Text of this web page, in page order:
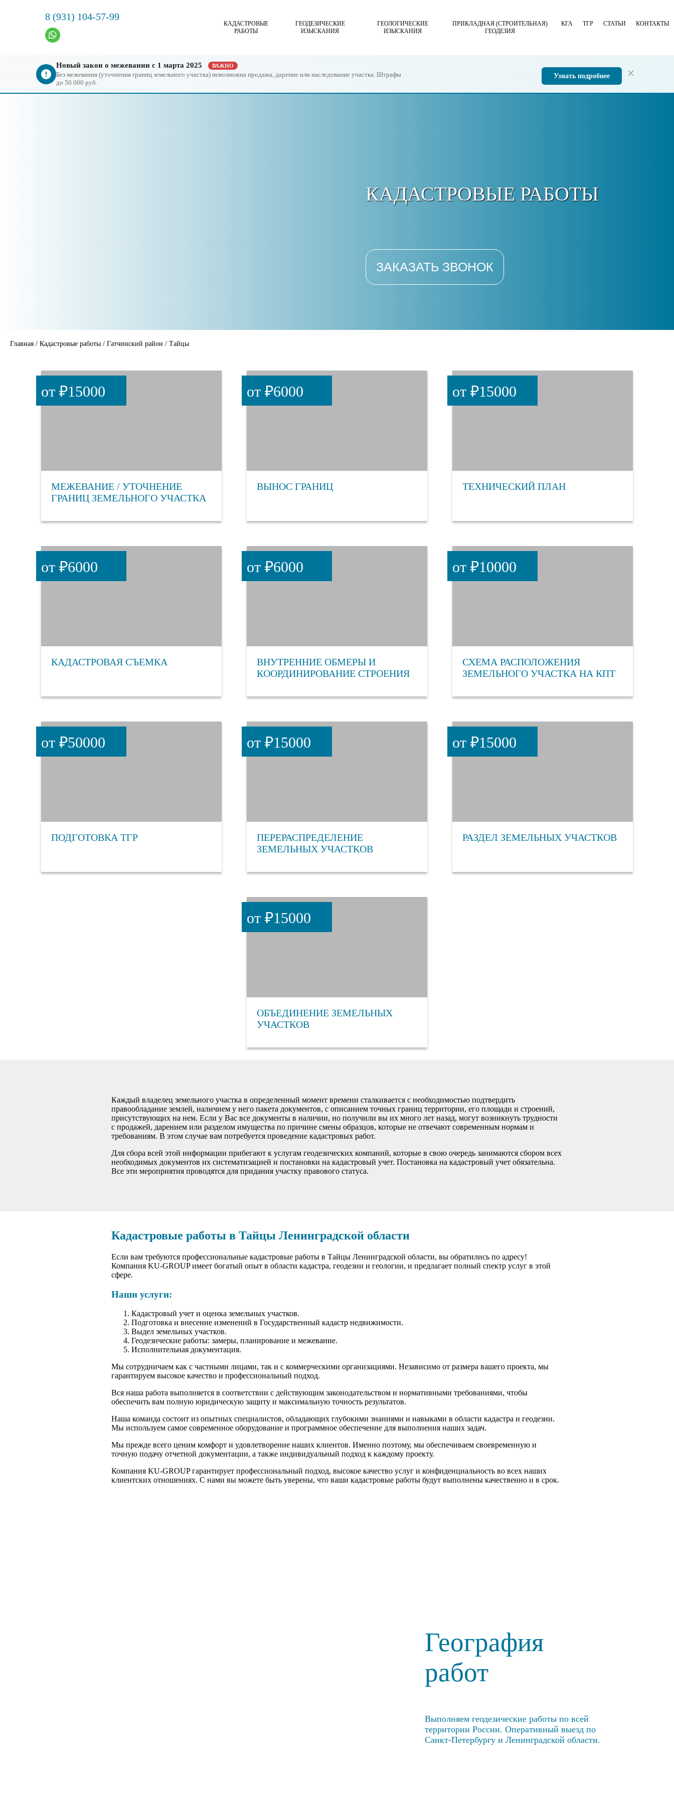
8 (931) 104-57-99
КАДАСТРОВЫЕ
РАБОТЫ
ГЕОДЕЗИЧЕСКИЕ
ИЗЫСКАНИЯ
ГЕОЛОГИЧЕСКИЕ
ИЗЫСКАНИЯ
ПРИКЛАДНАЯ (СТРОИТЕЛЬНАЯ)
ГЕОДЕЗИЯ
КГА ТГР СТАТЬИ КОНТАКТЫ
Новый закон о межевании с 1 марта 2025 ВАЖНО
Без межевания (уточнения границ земельного участка) невозможна продажа, дарение или наследование участка. Штрафы
до 50 000 руб.
Узнать подробнее
КАДАСТРОВЫЕ РАБОТЫ
ЗАКАЗАТЬ ЗВОНОК
Главная / Кадастровые работы / Гатчинский район / Тайцы
МЕЖЕВАНИЕ / УТОЧНЕНИЕ
ГРАНИЦ ЗЕМЕЛЬНОГО УЧАСТКА
от ₽15000
ВЫНОС ГРАНИЦ
от ₽6000
ТЕХНИЧЕСКИЙ ПЛАН
от ₽15000
КАДАСТРОВАЯ СЪЕМКА
от ₽6000
ВНУТРЕННИЕ ОБМЕРЫ И
КООРДИНИРОВАНИЕ СТРОЕНИЯ
от ₽6000
СХЕМА РАСПОЛОЖЕНИЯ
ЗЕМЕЛЬНОГО УЧАСТКА НА КПТ
от ₽10000
ПОДГОТОВКА ТГР
от ₽50000
ПЕРЕРАСПРЕДЕЛЕНИЕ
ЗЕМЕЛЬНЫХ УЧАСТКОВ
от ₽15000
РАЗДЕЛ ЗЕМЕЛЬНЫХ УЧАСТКОВ
от ₽15000
ОБЪЕДИНЕНИЕ ЗЕМЕЛЬНЫХ
УЧАСТКОВ
от ₽15000
Каждый владелец земельного участка в определенный момент времени сталкивается с необходимостью подтвердить
правообладание землей, наличием у него пакета документов, с описанием точных границ территории, его площади и строений,
присутствующих на нем. Если у Вас все документы в наличии, но получили вы их много лет назад, могут возникнуть трудности
с продажей, дарением или разделом имущества по причине смены образцов, которые не отвечают современным нормам и
требованиям. В этом случае вам потребуется проведение кадастровых работ.
Для сбора всей этой информации прибегают к услугам геодезических компаний, которые в свою очередь занимаются сбором всех
необходимых документов их систематизацией и постановки на кадастровый учет. Постановка на кадастровый учет обязательна.
Все эти мероприятия проводятся для придания участку правового статуса.
Кадастровые работы в Тайцы Ленинградской области
Если вам требуются профессиональные кадастровые работы в Тайцы Ленинградской области, вы обратились по адресу!
Компания KU-GROUP имеет богатый опыт в области кадастра, геодезии и геологии, и предлагает полный спектр услуг в этой
сфере.
Наши услуги:
Кадастровый учет и оценка земельных участков.
Подготовка и внесение изменений в Государственный кадастр недвижимости.
Выдел земельных участков.
Геодезические работы: замеры, планирование и межевание.
Исполнительная документация.
Мы сотрудничаем как с частными лицами, так и с коммерческими организациями. Независимо от размера вашего проекта, мы
гарантируем высокое качество и профессиональный подход.
Вся наша работа выполняется в соответствии с действующим законодательством и нормативными требованиями, чтобы
обеспечить вам полную юридическую защиту и максимальную точность результатов.
Наша команда состоит из опытных специалистов, обладающих глубокими знаниями и навыками в области кадастра и геодезии.
Мы используем самое современное оборудование и программное обеспечение для выполнения наших задач.
Мы прежде всего ценим комфорт и удовлетворение наших клиентов. Именно поэтому, мы обеспечиваем своевременную и
точную подачу отчетной документации, а также индивидуальный подход к каждому проекту.
Компания KU-GROUP гарантирует профессиональный подход, высокое качество услуг и конфиденциальность во всех наших
клиентских отношениях. С нами вы можете быть уверены, что ваши кадастровые работы будут выполнены качественно и в срок.
География
работ
Выполняем геодезические работы по всей
территории России. Оперативный выезд по
Санкт-Петербургу и Ленинградской области.